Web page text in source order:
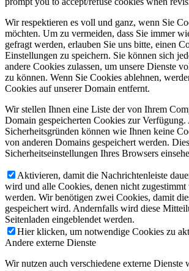
Wir respektieren es voll und ganz, wenn Sie
möchten. Um zu vermeiden, dass Sie immer
gefragt werden, erlauben Sie uns bitte, einen
Einstellungen zu speichern. Sie können sich
andere Cookies zulassen, um unsere Dienste
zu können. Wenn Sie Cookies ablehnen,
Cookies auf unserer Domain entfernt.
Wir stellen Ihnen eine Liste der von Ihrem
Domain gespeicherten Cookies zur Verfügung.
Sicherheitsgründen können wie Ihnen keine
von anderen Domains gespeichert werden.
Sicherheitseinstellungen Ihres Browsers
Aktivieren, damit die Nachrichtenleiste
wird und alle Cookies, denen nicht zugestimmt
werden. Wir benötigen zwei Cookies, damit
gespeichert wird. Andernfalls wird diese
Seitenladen eingeblendet werden.
Hier klicken, um notwendige Cookies zu
Andere externe Dienste
Wir nutzen auch verschiedene externe Dienste